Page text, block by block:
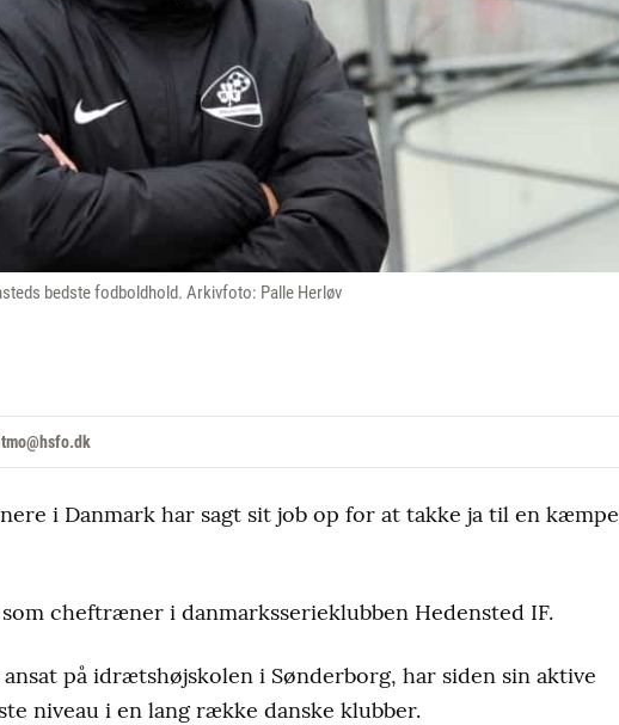
bedste fodboldhold. Arkivfoto: Palle Herløv
i Danmark har sagt sit job op for at takke ja til en kæmpe
cheftræner i danmarksserieklubben Hedensted IF.
på idrætshøjskolen i Sønderborg, har siden sin aktive
niveau i en lang række danske klubber.